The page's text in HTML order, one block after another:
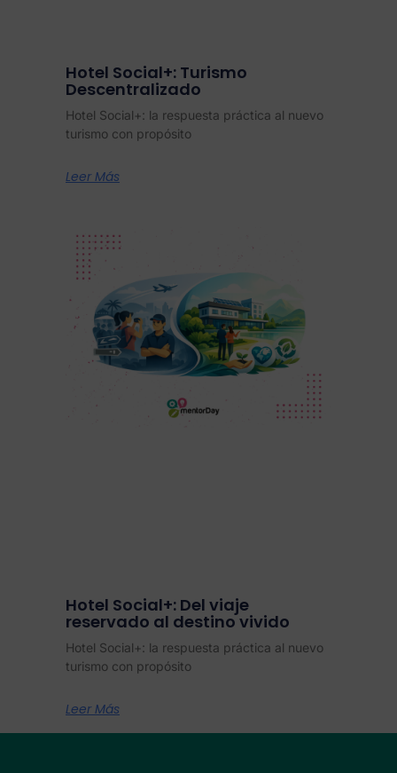
Hotel Social+: Turismo
Descentralizado
Hotel Social+: la respuesta práctica al nuevo
turismo con propósito
Leer Más
Hotel Social+: Del viaje
reservado al destino vivido
Hotel Social+: la respuesta práctica al nuevo
turismo con propósito
Leer Más